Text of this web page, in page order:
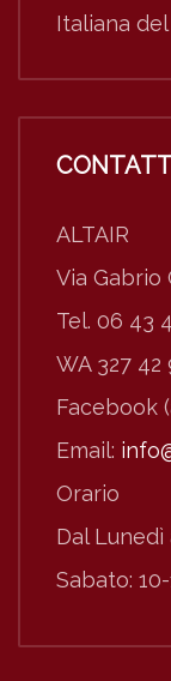
Italiana
ALTAIR
Via Gabrio
Tel. 06 43
WA 327 42
Facebook
Email:
Orario
Dal Lunedì
Sabato: 10-